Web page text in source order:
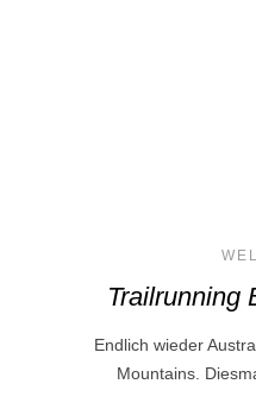
Trailrunning
Endlich wieder
Mountains.